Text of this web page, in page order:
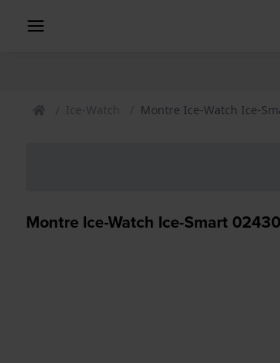
Ice-Watch Montre Ice-Watch Ice-
Montre Ice-Watch Ice-Smart